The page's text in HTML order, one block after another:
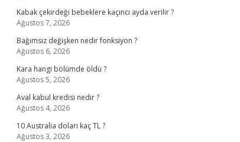
Kabak çekirdeği bebeklere kaçıncı ayda verilir ?
Ağustos 7, 2026
Bağımsız değişken nedir fonksiyon ?
Ağustos 6, 2026
Kara hangi bölümde öldü ?
Ağustos 5, 2026
Aval kabul kredisi nedir ?
Ağustos 4, 2026
10 Australia doları kaç TL ?
Ağustos 3, 2026